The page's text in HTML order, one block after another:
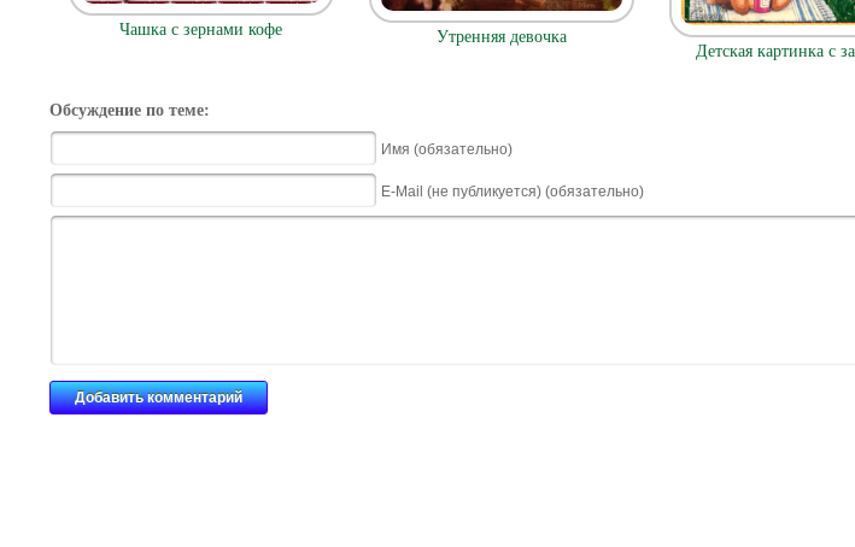
Чашка с зернами кофе Утренняя девочка
Детская картинка с
Обсуждение по теме:
Имя (обязательно)
E-Mail (не публикуется) (обязательно)